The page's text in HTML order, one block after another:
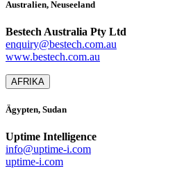
Australien, Neuseeland
Bestech Australia Pty Ltd
enquiry@bestech.com.au
www.bestech.com.au
AFRIKA
Ägypten, Sudan
Uptime Intelligence
info@uptime-i.com
uptime-i.com